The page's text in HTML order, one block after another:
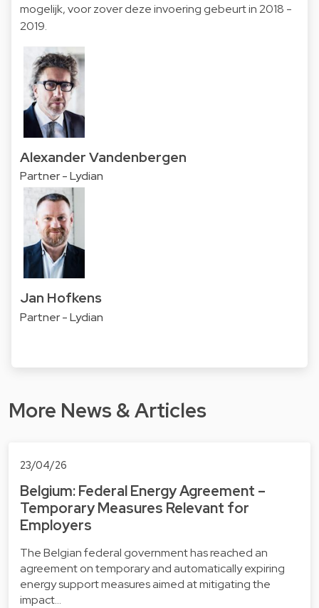
mogelijk, voor zover deze invoering gebeurt in 2018 -
2019.
Alexander Vandenbergen
Partner - Lydian
Jan Hofkens
Partner - Lydian
More News & Articles
23/04/26
Belgium: Federal Energy Agreement –
Temporary Measures Relevant for
Employers
The Belgian federal government has reached an
agreement on temporary and automatically expiring
energy support measures aimed at mitigating the
impact…